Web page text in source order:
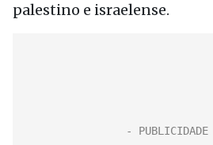
palestino e israelense.